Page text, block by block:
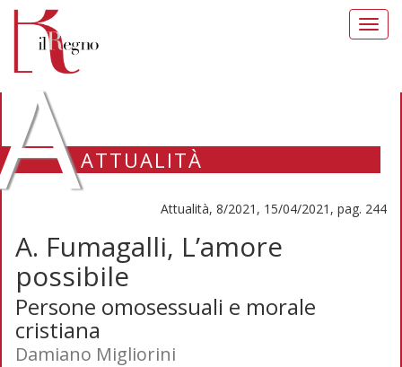
ATTUALITÀ
Attualità, 8/2021, 15/04/2021, pag. 244
A. Fumagalli, L’amore
possibile
Persone omosessuali e morale
cristiana
Damiano Migliorini